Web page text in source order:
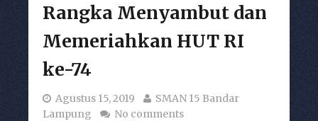
Rangka Menyambut dan
Memeriahkan HUT RI
ke-74
Agustus 15, 2019
SMAN 15 Bandar
Lampung
No comments